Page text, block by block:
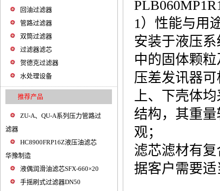
回油过滤器
管路过滤器
双筒过滤器
过滤器滤芯
贺德克过滤器
水处理设备
推荐产品
ZU-A、QU-A系列压力管路过
滤器
HC8900FRP16Z液压油滤芯
华豫制造
液偶润滑油滤芯SFX-660×20
手摇刷式过滤器DN50
1）性能与用
安装于液压
中的固体颗
压差发讯器
上、下壳体
结构，其重
观；
滤芯滤材有
据客户需要